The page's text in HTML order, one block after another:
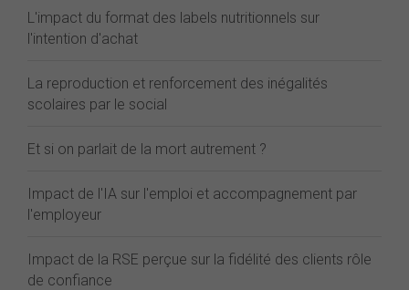
L'impact du format des labels nutritionnels sur
l'intention d'achat
La reproduction et renforcement des inégalités
scolaires par le social
Et si on parlait de la mort autrement ?
Impact de l'IA sur l'emploi et accompagnement par
l'employeur
Impact de la RSE perçue sur la fidélité des clients rôle
de confiance